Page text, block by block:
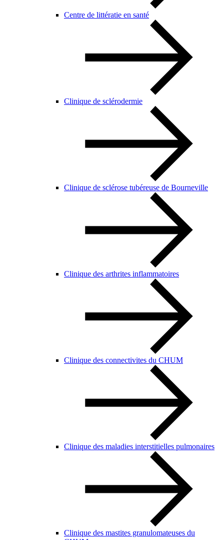
Centre de littératie en santé
Clinique de sclérodermie
Clinique de sclérose tubéreuse de Bourneville
Clinique des arthrites inflammatoires
Clinique des connectivites du CHUM
Clinique des maladies interstitielles pulmonaires
Clinique des mastites granulomateuses du